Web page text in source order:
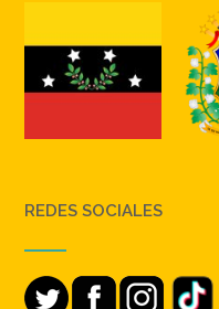
REDES SOCIALES